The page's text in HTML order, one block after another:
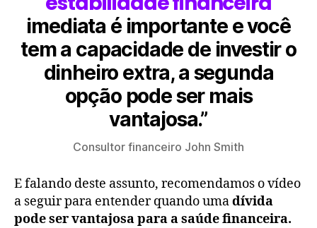
imediata é importante e você
tem a capacidade de investir o
dinheiro extra, a segunda
opção pode ser mais
vantajosa.”
Consultor financeiro John Smith
E falando deste assunto, recomendamos o vídeo
a seguir para entender quando umadívida
pode ser vantajosa para a saúde financeira.